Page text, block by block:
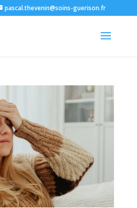
pascal.thevenin@soins-guerison.fr